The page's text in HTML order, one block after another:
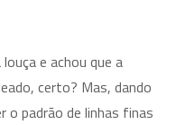
e achou que a
certo? Mas, dando
o padrão de linhas finas